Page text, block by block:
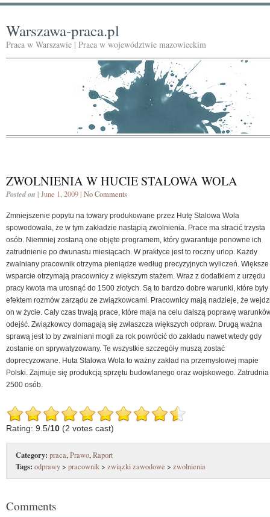
Warszawa-praca.pl
Praca w Warszawie | Praca w województwie mazowieckim
ZWOLNIENIA W HUCIE STALOWA WOLA
Posted on | June 1, 2009 | No Comments
Zmniejszenie popytu na towary produkowane przez Hutę Stalowa Wola
spowodowała, że w tym zakładzie nastąpią zwolnienia. Prace ma stracić trzysta
osób. Niemniej zostaną one objęte programem, który gwarantuje ponowne ich
zatrudnienie po dwunastu miesiącach. W praktyce jest to roczny urlop. Każdy
zwalniany pracownik otrzyma pieniądze według precyzyjnych wyliczeń. Większe
wsparcie otrzymają pracownicy z większym stażem. Wraz z dodatkiem z urzędu
pracy kwota ma urosnąć do 1500 złotych. Są to bardzo dobre warunki, które były
efektem rozmów zarządu ze związkowcami. Pracownicy mają nadzieje, że
on w życie. Cały czas trwają prace, które maja na celu dalszą poprawę
odejść. Związkowcy domagają się zwłaszcza większych odpraw. Drugą ważna
sprawą jest to by zwalniani mogli za rok powrócić do zakładu nawet wtedy gdy
zostanie on sprywatyzowany. Te wszystkie szczegóły muszą zostać
doprecyzowane. Huta Stalowa Wola to ważny zakład na przemysłowej mapie
Polski. Zajmuje się produkcją sprzętu budowlanego oraz wojskowego. Zatrudnia
2500 osób.
Rating: 9.5/10 (2 votes cast)
Category: praca,Prawo,Raport
Tags: odprawy> pracownik> związki zawodowe > zwolnienia
Comments